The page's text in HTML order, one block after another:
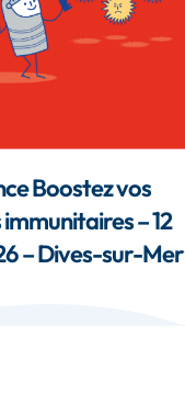
Boostez vos
– 12
– Dives-sur-Mer